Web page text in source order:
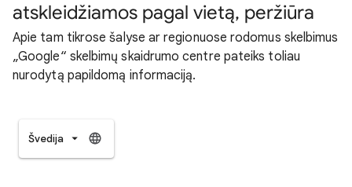
atskleidžiamos pagal vietą, peržiūra
Apie tam tikrose šalyse ar regionuose rodomus skelbimus
„Google“ skelbimų skaidrumo centre pateiks toliau
nurodytą papildomą informaciją.
Švedija